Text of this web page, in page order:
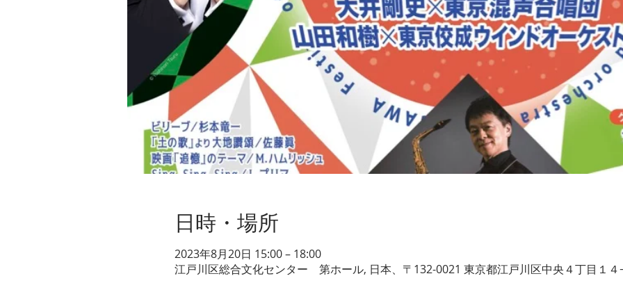
日時・場所
2023年8月20日 15:00 – 18:00
江戸川区総合文化センター 第ホール, 日本、〒132-0021 東京都江戸川区中央４丁目１４